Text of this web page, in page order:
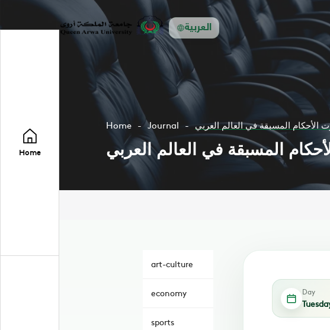
العربية
Home
Home Journal الأحكام المسبقة في العالم العربي
المسبقة في العالم العربي
art-culture
economy
sports
Day